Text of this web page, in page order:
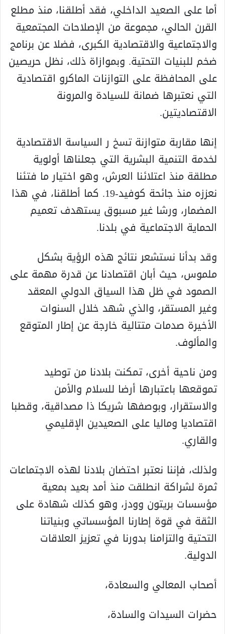
أما على الصعيد الداخلي، فقد أطلقنا، منذ مطلع
القرن الحالي، مجموعة من الإصلاحات المجتمعية
والاجتماعية والاقتصادية الكبرى، فضلا عن برنامج
ضخم للبنيات التحتية. وبموازاة ذلك، نظل حريصين
على المحافظة على التوازنات الماكرو اقتصادية
التي نعتبرها ضمانة للسيادة والمرونة
الاقتصاديتين.
إنها مقاربة متوازنة تسخ ر السياسة الاقتصادية
لخدمة التنمية البشرية التي جعلناها أولوية
مطلقة منذ اعتلائنا العرش، وهو اختيار ما فتئنا
نعززه منذ جائحة كوفيد-19. كما أطلقنا، في هذا
المضمار، ورشا غير مسبوق يستهدف تعميم
الحماية الاجتماعية في بلدنا.
وقد بدأنا نستشعر نتائج هذه الرؤية بشكل
ملموس، حيث أبان اقتصادنا عن قدرة مهمة على
الصمود في ظل هذا السياق الدولي المعقد
وغير المستقر، والذي شهد خلال السنوات
الأخيرة صدمات متتالية خارجة عن إطار المتوقع
والمألوف.
ومن ناحية أخرى، تمكنت بلادنا من توطيد
تموقعها باعتبارها أرضا للسلام والأمن
والاستقرار، وبوصفها شريكا ذا مصداقية، وقطبا
اقتصاديا وماليا على الصعيدين الإقليمي
والقاري.
ولذلك، فإننا نعتبر احتضان بلادنا لهذه الاجتماعات
ثمرة لشراكة انطلقت منذ أمد بعيد بمعية
مؤسسات بريتون وودز، وهو كذلك شهادة على
الثقة في قوة إطارنا المؤسساتي وبنياتنا
التحتية والتزامنا بدورنا في تعزيز العلاقات
الدولية.
أصحاب المعالي والسعادة،
حضرات السيدات والسادة،